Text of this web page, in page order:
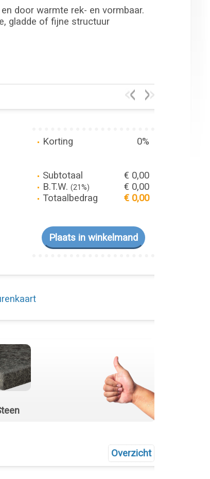
door warmte rek- en vormbaar.
gladde of fijne structuur
Korting 0%
Subtotaal
€ 0,00
B.T.W. (21%)
€ 0,00
Totaalbedrag
€ 0,00
Overzicht